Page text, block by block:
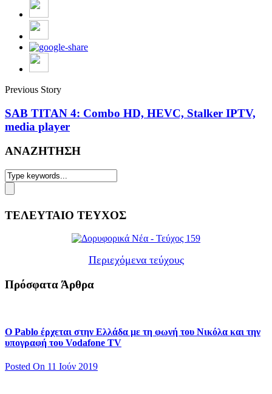
Previous Story
SAB TITAN 4: Combo HD, HEVC, Stalker IPTV,
media player
ΑΝΑΖΗΤΗΣΗ
ΤΕΛΕΥΤΑΙΟ ΤΕΥΧΟΣ
Περιεχόμενα τεύχους
Πρόσφατα Άρθρα
Ο Pablo έρχεται στην Ελλάδα με τη φωνή του Νικόλα και την
υπογραφή του Vodafone TV
Posted On 11 Ιούν 2019